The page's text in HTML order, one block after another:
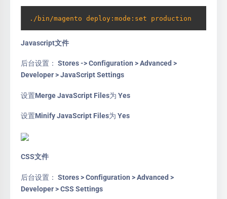
./bin/magento deploy:mode:set production
Javascript文件
后台设置： Stores -> Configuration > Advanced >
Developer > JavaScript Settings
设置Merge JavaScript Files为 Yes
设置Minify JavaScript Files为 Yes
CSS文件
后台设置： Stores > Configuration > Advanced >
Developer > CSS Settings